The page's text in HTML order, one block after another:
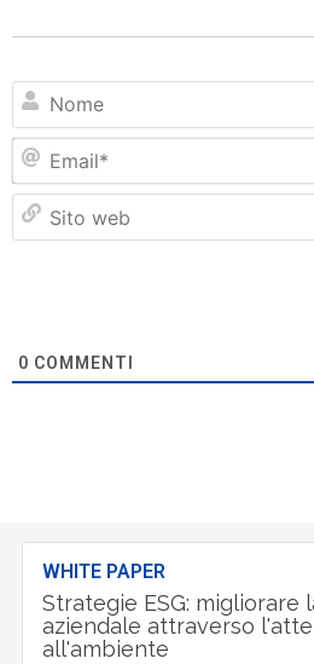
0 COMMENTI
WHITE PAPER
Strategie ESG: migliorare
aziendale attraverso
all'ambiente